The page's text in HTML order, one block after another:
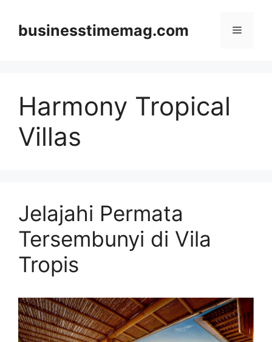
contentbusinesstimemag.com Menu
Harmony Tropical
Villas
Jelajahi Permata
Tersembunyi di Vila
Tropis